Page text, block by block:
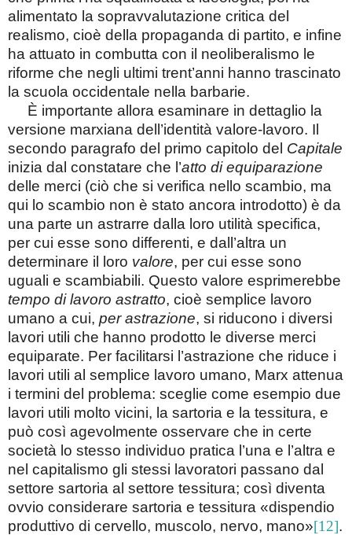
alimentato la sopravvalutazione critica del
realismo, cioè della propaganda di partito, e infine
ha attuato in combutta con il neoliberalismo le
riforme che negli ultimi trent’anni hanno trascinato
la scuola occidentale nella barbarie.
È importante allora esaminare in dettaglio la
versione marxiana dell’identità valore-lavoro. Il
secondo paragrafo del primo capitolo del Capitale
inizia dal constatare che l’atto di equiparazione
delle merci (ciò che si verifica nello scambio, ma
qui lo scambio non è stato ancora introdotto) è da
una parte un astrarre dalla loro utilità specifica,
per cui esse sono differenti, e dall’altra un
determinare il loro valore, per cui esse sono
uguali e scambiabili. Questo valore esprimerebbe
tempo di lavoro astratto, cioè semplice lavoro
umano a cui, per astrazione, si riducono i diversi
lavori utili che hanno prodotto le diverse merci
equiparate. Per facilitarsi l’astrazione che riduce i
lavori utili al semplice lavoro umano, Marx attenua
i termini del problema: sceglie come esempio due
lavori utili molto vicini, la sartoria e la tessitura, e
può così agevolmente osservare che in certe
società lo stesso individuo pratica l’una e l’altra e
nel capitalismo gli stessi lavoratori passano dal
settore sartoria al settore tessitura; così diventa
ovvio considerare sartoria e tessitura «dispendio
produttivo di cervello, muscolo, nervo, mano»[12].